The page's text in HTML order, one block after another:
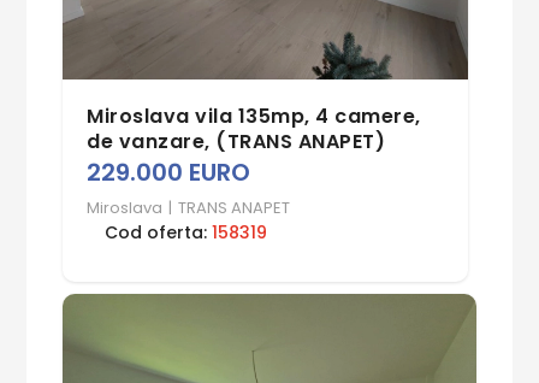
Miroslava vila 135mp, 4 camere,
de vanzare, (TRANS ANAPET)
229.000 EURO
Miroslava | TRANS ANAPET
Cod oferta:158319